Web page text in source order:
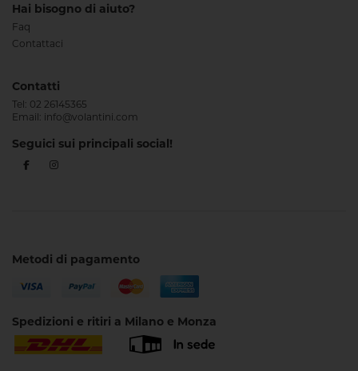
Hai bisogno di aiuto?
Faq
Contattaci
Contatti
Tel: 02 26145365
Email: info@volantini.com
Seguici sui principali social!
Metodi di pagamento
Spedizioni e ritiri a Milano e Monza